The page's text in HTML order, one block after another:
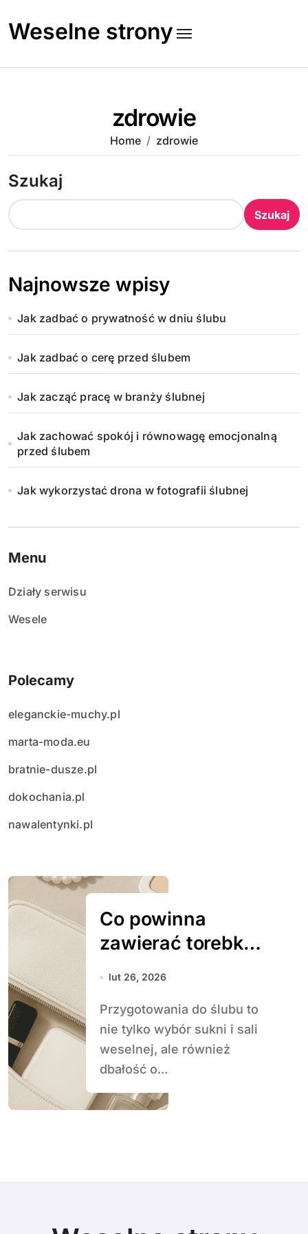
to
content
Weselne strony
zdrowie
Home zdrowie
Szukaj
Szukaj
Najnowsze wpisy
Jak zadbać o prywatność w dniu ślubu
Jak zadbać o cerę przed ślubem
Jak zacząć pracę w branży ślubnej
Jak zachować spokój i równowagę emocjonalną
przed ślubem
Jak wykorzystać drona w fotografii ślubnej
Menu
Działy serwisu
Wesele
Polecamy
eleganckie-muchy.pl
marta-moda.eu
bratnie-dusze.pl
dokochania.pl
nawalentynki.pl
Co powinna
zawierać torebka
panny młodej
lut 26, 2026
Przygotowania do ślubu to
nie tylko wybór sukni i sali
weselnej, ale również
dbałość o...